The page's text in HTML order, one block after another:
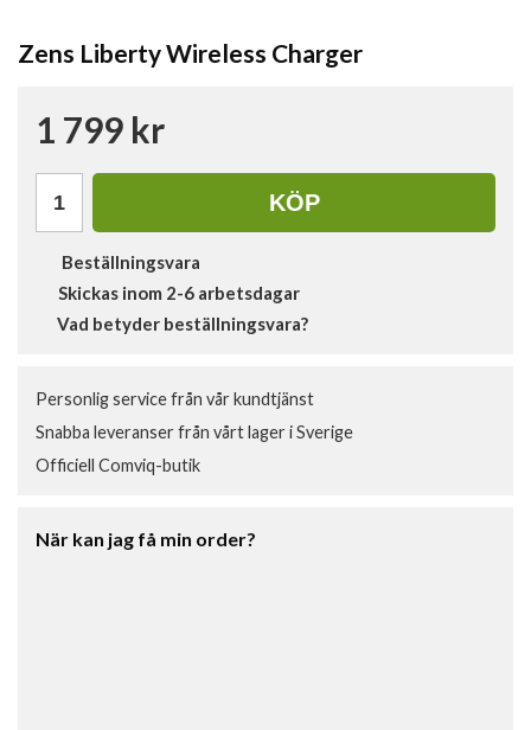
Zens Liberty Wireless Charger
1 799 kr
KÖP
Beställningsvara
Skickas inom 2-6 arbetsdagar
Vad betyder beställningsvara?
Personlig service från vår kundtjänst
Snabba leveranser från vårt lager i Sverige
Officiell Comviq-butik
När kan jag få min order?